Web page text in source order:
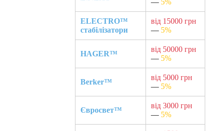
ELECTRO™
стабілізатори
від 15000 грн
— 5%
HAGER™
від 50000 грн
— 5%
Berker™
від 5000 грн
— 5%
Євросвет™
від 3000 грн
— 5%